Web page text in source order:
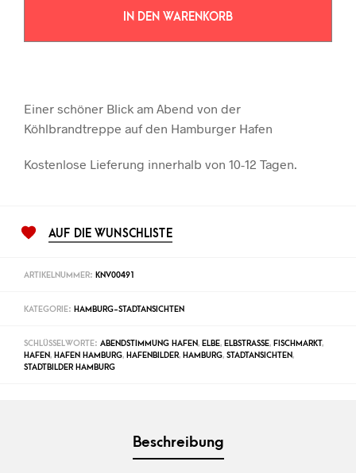
IN DEN WARENKORB
Einer schöner Blick am Abend von der
Köhlbrandtreppe auf den Hamburger Hafen
Kostenlose Lieferung innerhalb von 10-12 Tagen.
AUF DIE WUNSCHLISTE
ARTIKELNUMMER: KNV00491
KATEGORIE: HAMBURG-STADTANSICHTEN
SCHLÜSSELWORTE: ABENDSTIMMUNG HAFEN, ELBE, ELBSTRASSE, FISCHMARKT,
HAFEN, HAFEN HAMBURG, HAFENBILDER, HAMBURG, STADTANSICHTEN,
STADTBILDER HAMBURG
Beschreibung